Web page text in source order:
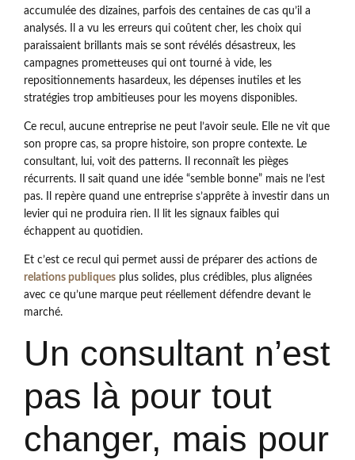
accumulée des dizaines, parfois des centaines de cas qu’il a
analysés. Il a vu les erreurs qui coûtent cher, les choix qui
paraissaient brillants mais se sont révélés désastreux, les
campagnes prometteuses qui ont tourné à vide, les
repositionnements hasardeux, les dépenses inutiles et les
stratégies trop ambitieuses pour les moyens disponibles.
Ce recul, aucune entreprise ne peut l’avoir seule. Elle ne vit que
son propre cas, sa propre histoire, son propre contexte. Le
consultant, lui, voit des patterns. Il reconnaît les pièges
récurrents. Il sait quand une idée “semble bonne” mais ne l’est
pas. Il repère quand une entreprise s’apprête à investir dans un
levier qui ne produira rien. Il lit les signaux faibles qui
échappent au quotidien.
Et c’est ce recul qui permet aussi de préparer des actions de
relations publiques plus solides, plus crédibles, plus alignées
avec ce qu’une marque peut réellement défendre devant le
marché.
Un consultant n’est
pas là pour tout
changer, mais pour